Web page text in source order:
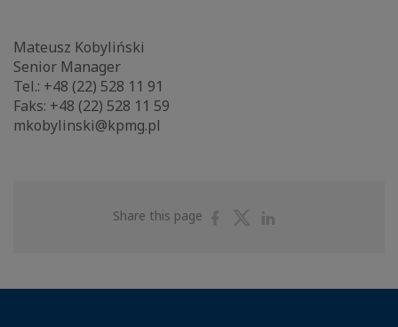
Mateusz Kobyliński
Senior Manager
Tel.: +48 (22) 528 11 91
Faks: +48 (22) 528 11 59
mkobylinski@kpmg.pl
Share this page
ShareShare